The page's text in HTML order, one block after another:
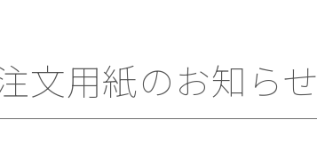
文用紙のお知らせ